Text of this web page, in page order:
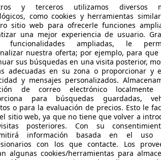
Pedro de Alcantara
€ 5.800 Sin
y terceros utilizamos diversos
como cookies y herramientas
sitio web para ofrecerle funciones
una mejor experiencia de usuario.
funcionalidades ampliadas, le
nuestra oferta; por ejemplo, para que
sus búsquedas en una visita posterior,
adecuadas en su zona o proporcionar y
y mensajes personalizados.
de correo electrónico
para búsquedas guardadas,
o para la evaluación de precios. Esto le
sitio web, ya que no tiene que volver a
posteriores. Con su
información basada en el uso
con los que contacte. Los
algunas cookies/herramientas para